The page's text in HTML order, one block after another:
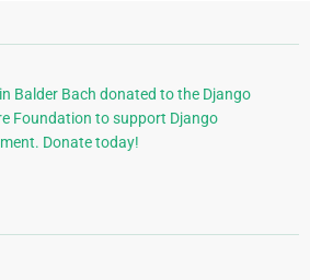
Balder Bach donated to the Django
Foundation to support Django
Donate today!